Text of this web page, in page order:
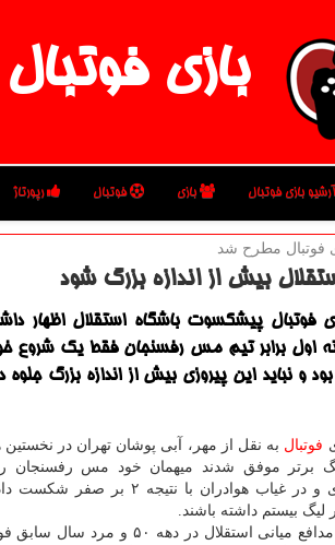
بازی فوتبال
آرشیو بازی فوتبال بازی فوتبال رپورتاژ
فوتبال مطرح شد
بیش از اندازه بزرگ شود
فوتبال پیشكسوت باشگاه استقلال اظهار
اول برابر تیم مس رفسنجان فقط یك شروع
و نباید این پیروزی بیش از اندازه بزرگ جلوه
فوتبال به نقل از مهر، آبی پوشان تهران در نخستین
لیگ برتر موفق شدند میهمان خود مس رفسنجان
آزادی و در غیاب هوادران با نتیجه ۲ بر صفر
بیستم داشته باشند.
اکبر کارگرجم مدافع میانی استقلال در دهه ۵۰ و مرد